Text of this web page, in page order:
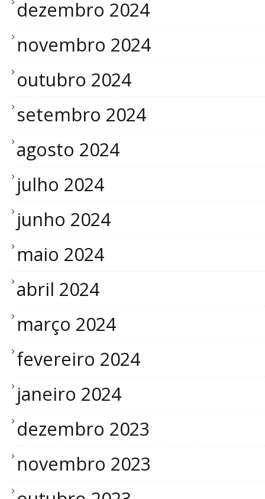
dezembro 2024
novembro 2024
outubro 2024
setembro 2024
agosto 2024
julho 2024
junho 2024
maio 2024
abril 2024
março 2024
fevereiro 2024
janeiro 2024
dezembro 2023
novembro 2023